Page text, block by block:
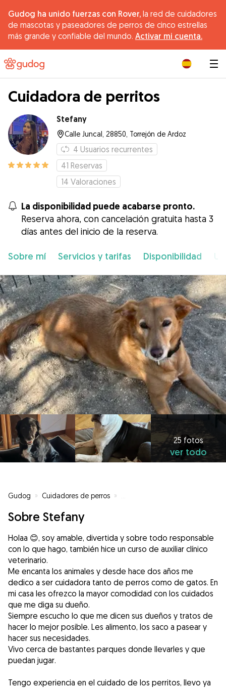
Gudog ha unido fuerzas con Rover, la red de cuidadores
de mascotas y paseadores de perros de cinco estrellas
más grande y confiable del mundo. Activar mi cuenta.
Cuidadora de perritos
Stefany
Calle Juncal, 28850, Torrejón de Ardoz
4 Usuarios recurrentes
41 Reservas
14 Valoraciones
La disponibilidad puede acabarse pronto.
Reserva ahora, con cancelación gratuita hasta 3
días antes del inicio de la reserva.
Sobre mí Servicios y tarifas Disponibilidad
25 fotos
ver todo
Gudog » Cuidadores de perros »
Sobre Stefany
Holaa 😊, soy amable, divertida y sobre todo responsable
con lo que hago, también hice un curso de auxiliar clínico
veterinario.
Me encanta los animales y desde hace dos años me
dedico a ser cuidadora tanto de perros como de gatos. En
mi casa les ofrezco la mayor comodidad con los cuidados
que me diga su dueño.
Siempre escucho lo que me dicen sus dueños y tratos de
hacer lo mejor posible. Les alimento, los saco a pasear y
hacer sus necesidades.
Vivo cerca de bastantes parques donde llevarles y que
puedan jugar.
Tengo experiencia en el cuidado de los perritos, llevo ya